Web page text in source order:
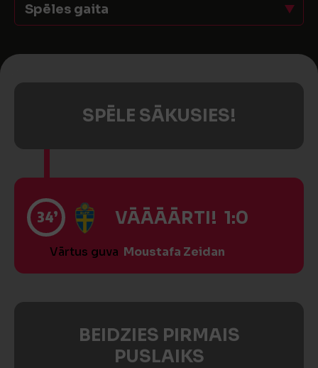
Spēles gaita
SPĒLE SĀKUSIES!
34’ VĀĀĀĀRTI! 1:0
Vārtus guva Moustafa Zeidan
BEIDZIES PIRMAIS
PUSLAIKS